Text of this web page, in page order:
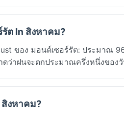
ต In สิงหาคม?
ของ มอนต์เซอร์รัต: ประมาณ
ว่าฝนจะตกประมาณครึ่งหนึ่งของ
งหาคม?